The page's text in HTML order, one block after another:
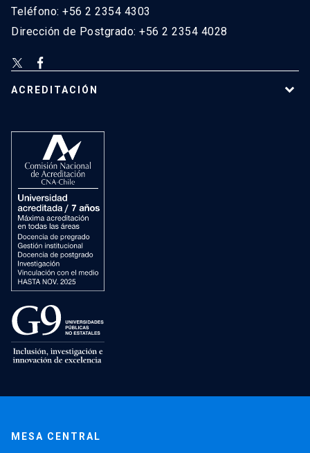
Teléfono: +56 2 2354 4303
Dirección de Postgrado: +56 2 2354 4028
ACREDITACIÓN
MESA CENTRAL